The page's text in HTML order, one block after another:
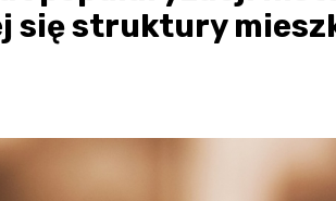
się struktury